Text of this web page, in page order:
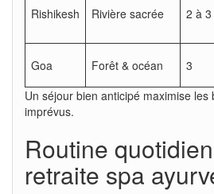
Rishikesh Rivière sacrée 2 à 3
Goa Forêt & océan 3
Un séjour bien anticipé maximise les
imprévus.
Routine
retraite spa